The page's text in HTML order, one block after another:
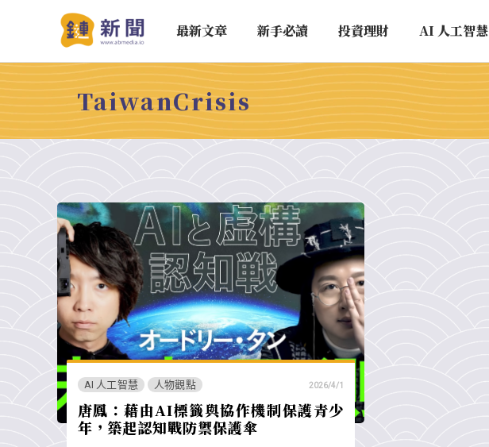
最新文章 新手必讀 投資理財 AI 人工智慧
TaiwanCrisis
AI 人工智慧 人物觀點 2026/4/1
唐鳳：藉由AI標籤與協作機制保護青少
年，築起認知戰防禦保護傘